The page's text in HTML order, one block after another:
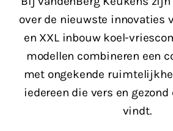
over de nieuwste innovaties
en XXL inbouw koel-
modellen combineren een
met ongekende
iedereen die vers en
vindt.